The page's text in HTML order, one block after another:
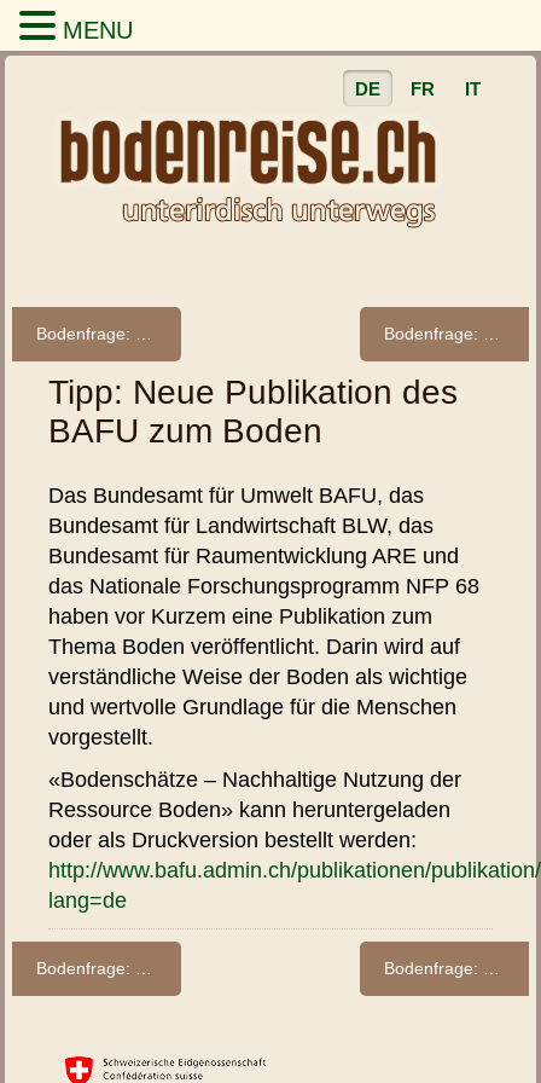
DE FR IT
Bodenfrage: Gibt es verschiedene Böden? Bodenfrage: Was genau geschieht im Boden?
Tipp: Neue Publikation des
BAFU zum Boden
Das Bundesamt für Umwelt BAFU, das
Bundesamt für Landwirtschaft BLW, das
Bundesamt für Raumentwicklung ARE und
das Nationale Forschungsprogramm NFP 68
haben vor Kurzem eine Publikation zum
Thema Boden veröffentlicht. Darin wird auf
verständliche Weise der Boden als wichtige
und wertvolle Grundlage für die Menschen
vorgestellt.
«Bodenschätze – Nachhaltige Nutzung der
Ressource Boden» kann heruntergeladen
oder als Druckversion bestellt werden:
http://www.bafu.admin.ch/publikationen/
lang=de
Bodenfrage: Gibt es verschiedene Böden? Bodenfrage: Was genau geschieht im Boden?
MENU